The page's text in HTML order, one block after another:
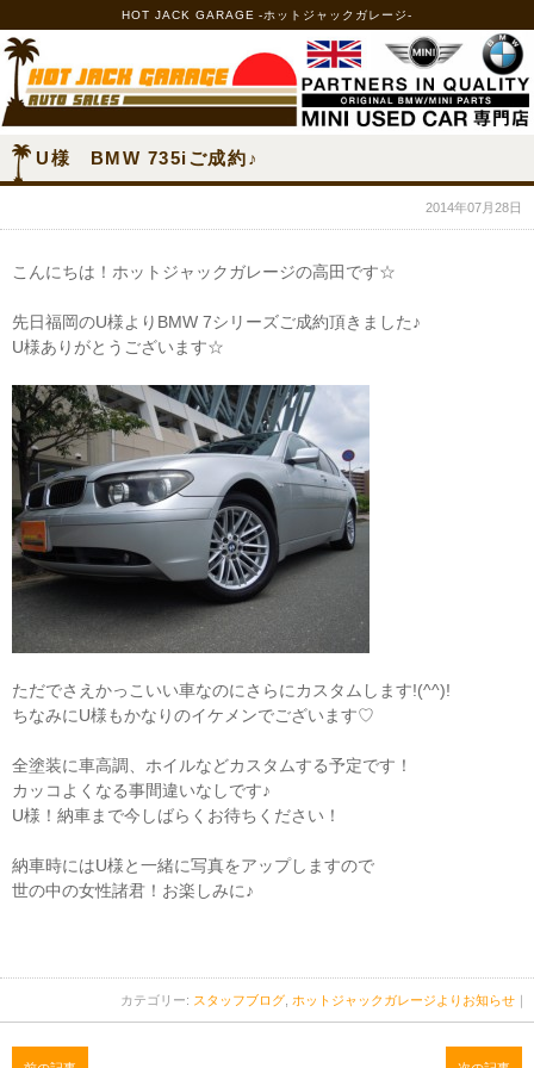
HOT JACK GARAGE -ホットジャックガレージ-
U様 BMW 735iご成約♪
2014年07月28日
こんにちは！ホットジャックガレージの高田です☆
先日福岡のU様よりBMW 7シリーズご成約頂きました♪
U様ありがとうございます☆
ただでさえかっこいい車なのにさらにカスタムします!(^^)!
ちなみにU様もかなりのイケメンでございます♡
全塗装に車高調、ホイルなどカスタムする予定です！
カッコよくなる事間違いなしです♪
U様！納車まで今しばらくお待ちください！
納車時にはU様と一緒に写真をアップしますので
世の中の女性諸君！お楽しみに♪
カテゴリー: スタッフブログ ホットジャックガレージよりお知らせ ｜